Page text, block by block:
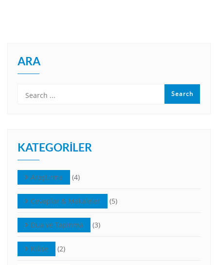
ARA
KATEGORILER
Araştırma (4)
Cevaplar & Makaleler (5)
Dua ve Tapınma (3)
Kilise (2)